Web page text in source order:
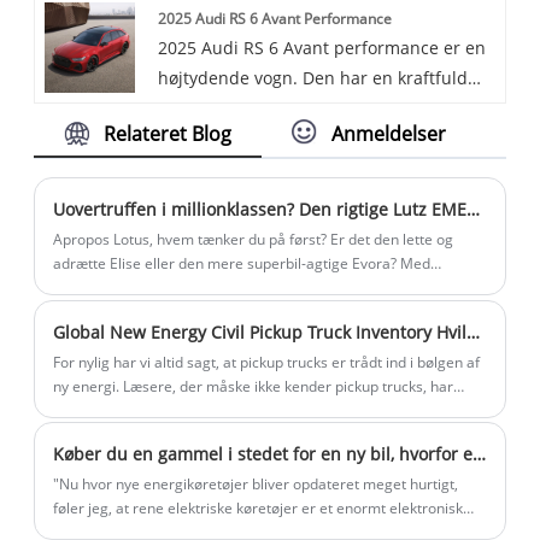
spacious cargo area and a refined
interior. It comes with a turbocharged
2.0-liter engine and standard all-wheel
2025 Audi RS 6 Avant Performance
2025 Audi RS 6 Avant performance er en
højtydende vogn. Den har en kraftfuld
anvendelighed med rummeligt lastrum
Relateret Blog Anmeldelser
Uovertruffen i millionklassen? Den rigtige Lutz EMEYA R+.
Apropos Lotus, hvem tænker du på først? Er det den lette og
adrætte Elise eller den mere superbil-agtige Evora? Med
de oplysninger, der er tilgængelige i øjeblikket, vil den nye bil
blive sat i produktion næste år. EMEYA R+ er en højtydende
version af denne bil.
Global New Energy Civil Pickup Truck Inventory Hvilken er du interesseret i?
For nylig har vi altid sagt, at pickup trucks er trådt ind i bølgen af ​​
ny energi. Læsere, der måske ikke kender pickup trucks, har
refererer ikke kun til ren elektrisk kraft.
Køber du en gammel i stedet for en ny bil, hvorfor er brugte nye energibiler så attraktive?
"Nu hvor nye energikøretøjer bliver opdateret meget hurtigt,
føler jeg, at rene elektriske køretøjer er et enormt elektronisk